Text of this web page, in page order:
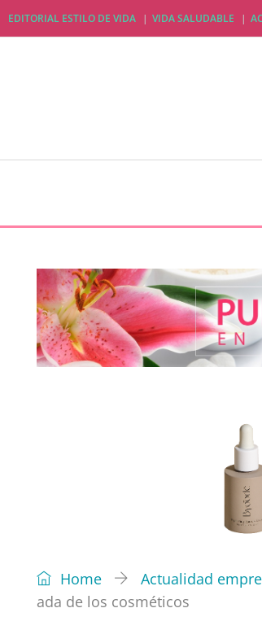
EDITORIAL ESTILO DE VIDA VIDA SALUDABLE
Home Actualidad
ada de los cosméticos